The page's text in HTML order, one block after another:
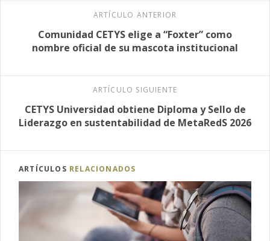
ARTÍCULO ANTERIOR
Comunidad CETYS elige a “Foxter” como
nombre oficial de su mascota institucional
ARTÍCULO SIGUIENTE
CETYS Universidad obtiene Diploma y Sello de
Liderazgo en sustentabilidad de MetaRedS 2026
ARTÍCULOS RELACIONADOS